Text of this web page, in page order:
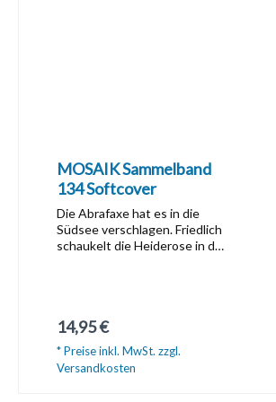
MOSAIK Sammelband
134 Softcover
Die Abrafaxe hat es in die
Südsee verschlagen. Friedlich
schaukelt die Heiderose in den
sollen der kleine Pitipak und
gebracht werden. Wie oft
Pitipak die Abrafaxe an den
Regulärer Preis:
14,95 €
* Preise inkl. MwSt. zzgl.
Versandkosten